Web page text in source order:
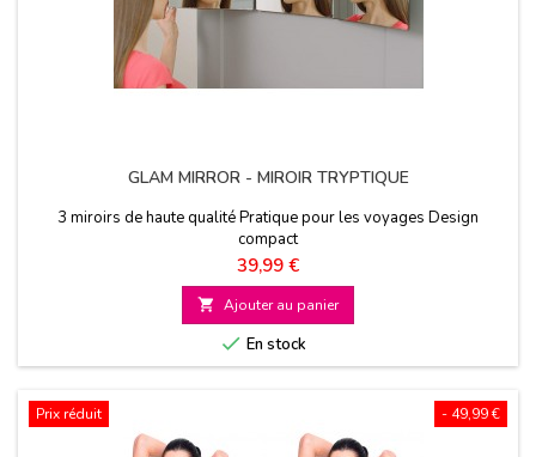
GLAM MIRROR - MIROIR TRYPTIQUE
3 miroirs de haute qualité Pratique pour les voyages Design
compact
Prix
39,99 €
 Ajouter au panier
 En stock
- 49,99 €
Prix réduit